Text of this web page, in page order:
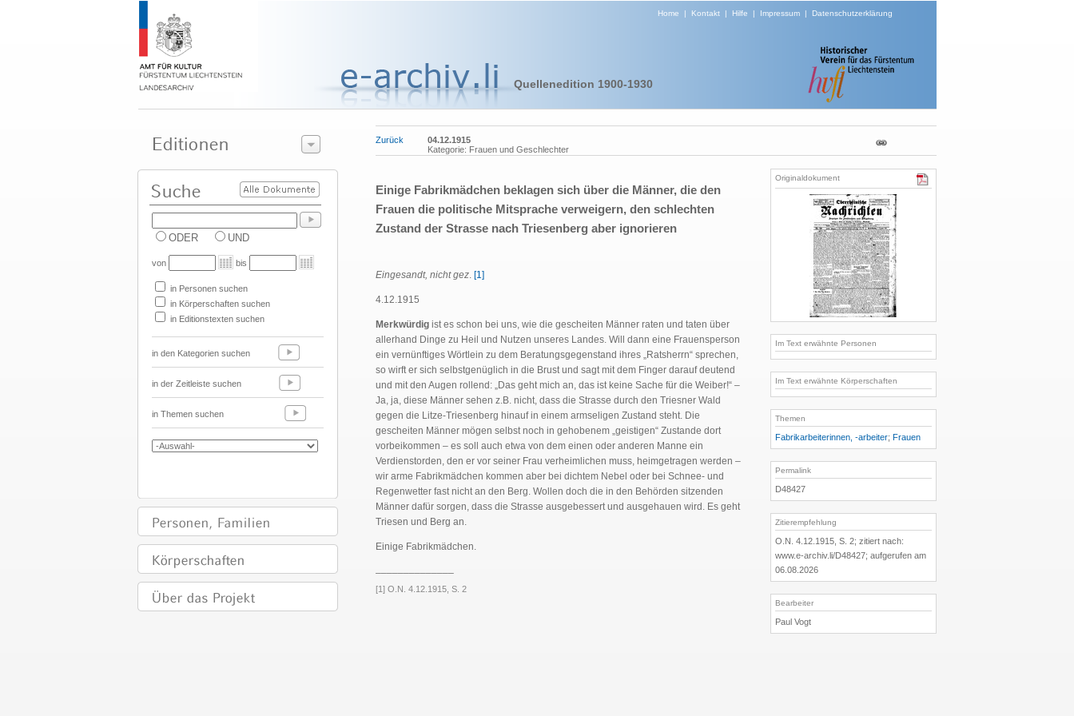
Home | Kontakt| Hilfe | Impressum| Datenschutzerklärung
Quellenedition 1900-1930
ODER UND
von bis
in Personen suchen
in Körperschaften suchen
in Editionstexten suchen
in den Kategorien suchen
in der Zeitleiste suchen
in Themen suchen
Zurück
04.12.1915
Kategorie: Frauen und Geschlechter
Einige Fabrikmädchen beklagen sich über die Männer, die den
Frauen die politische Mitsprache verweigern, den schlechten
Zustand der Strasse nach Triesenberg aber ignorieren
Eingesandt, nicht gez. [1]
4.12.1915
Merkwürdig ist es schon bei uns, wie die gescheiten Männer raten und taten über
allerhand Dinge zu Heil und Nutzen unseres Landes. Will dann eine Frauensperson
ein vernünftiges Wörtlein zu dem Beratungsgegenstand ihres „Ratsherrn“ sprechen,
so wirft er sich selbstgenüglich in die Brust und sagt mit dem Finger darauf deutend
und mit den Augen rollend: „Das geht mich an, das ist keine Sache für die Weiber!“ –
Ja, ja, diese Männer sehen z.B. nicht, dass die Strasse durch den Triesner Wald
gegen die Litze-Triesenberg hinauf in einem armseligen Zustand steht. Die
gescheiten Männer mögen selbst noch in gehobenem „geistigen“ Zustande dort
vorbeikommen – es soll auch etwa von dem einen oder anderen Manne ein
Verdienstorden, den er vor seiner Frau verheimlichen muss, heimgetragen werden –
wir arme Fabrikmädchen kommen aber bei dichtem Nebel oder bei Schnee- und
Regenwetter fast nicht an den Berg. Wollen doch die in den Behörden sitzenden
Männer dafür sorgen, dass die Strasse ausgebessert und ausgehauen wird. Es geht
Triesen und Berg an.
Einige Fabrikmädchen.
[1] O.N. 4.12.1915, S. 2
Originaldokument
Im Text erwähnte Personen
Im Text erwähnte Körperschaften
Themen
Fabrikarbeiterinnen, -arbeiter; Frauen
Permalink
D48427
Zitierempfehlung
O.N. 4.12.1915, S. 2; zitiert nach:
www.e-archiv.li/D48427; aufgerufen am
06.08.2026
Bearbeiter
Paul Vogt